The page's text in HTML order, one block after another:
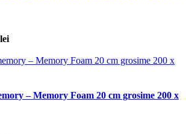
– Memory Foam 20 cm grosime 200 x